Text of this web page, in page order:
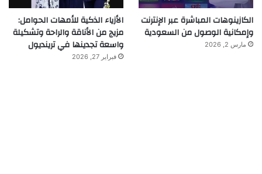
الكازينوهات المباشرة عبر الإنترنت
وإمكانية الوصول من السعودية
مارس 2, 2026
الأزياء الذكية للأمهات الحوامل:
مزيج من الأناقة والراحة وتشكيلة
واسعة تجدينها في ترينديول
فبراير 27, 2026